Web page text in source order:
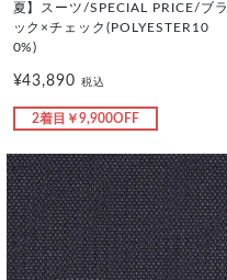
夏】スーツ/SPECIAL PRICE/ブラ
ック×チェック(POLYESTER10
0%)
¥43,890税込
2着目￥9,900OFF